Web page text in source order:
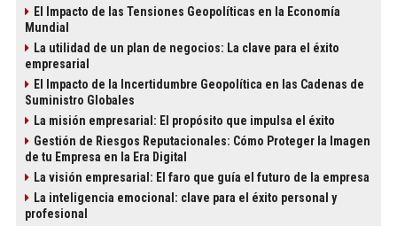
El Impacto de las Tensiones Geopolíticas en la Economía
Mundial
La utilidad de un plan de negocios: La clave para el éxito
empresarial
El Impacto de la Incertidumbre Geopolítica en las Cadenas de
Suministro Globales
La misión empresarial: El propósito que impulsa el éxito
Gestión de Riesgos Reputacionales: Cómo Proteger la Imagen
de tu Empresa en la Era Digital
La visión empresarial: El faro que guía el futuro de la empresa
La inteligencia emocional: clave para el éxito personal y
profesional